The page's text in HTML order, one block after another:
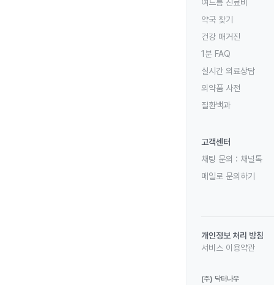
여드름 진료비
약국 찾기
건강 매거진
1분 FAQ
실시간 의료상담
의약품 사전
질환백과
고객센터
채팅 문의 : 채널톡
메일로 문의하기
개인정보 처리 방침
서비스 이용약관
(주) 닥터나우